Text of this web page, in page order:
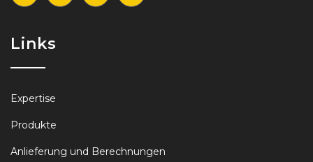
Links
Expertise
Produkte
Anlieferung und Berechnungen